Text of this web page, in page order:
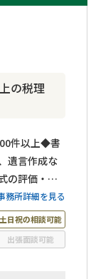
の税理
件以上◆書
遺言作成な
の評価・引
・丁寧に対
所にご相談
務所詳細を見る
土日祝の相談可能
出張面談可能